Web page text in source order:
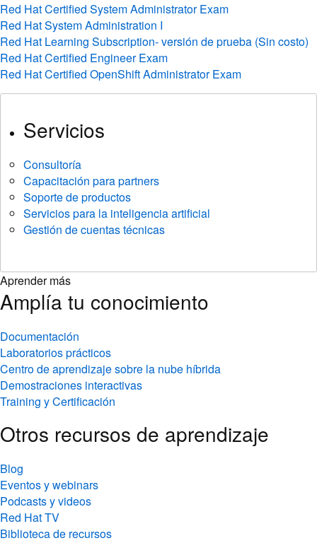
Red Hat Certified System Administrator Exam
Red Hat System Administration I
Red Hat Learning Subscription- versión de prueba (Sin costo)
Red Hat Certified Engineer Exam
Red Hat Certified OpenShift Administrator Exam
Servicios
Consultoría
Capacitación para partners
Soporte de productos
Servicios para la inteligencia artificial
Gestión de cuentas técnicas
Aprender más
Amplía tu conocimiento
Documentación
Laboratorios prácticos
Centro de aprendizaje sobre la nube híbrida
Demostraciones interactivas
Training y Certificación
Otros recursos de aprendizaje
Blog
Eventos y webinars
Podcasts y videos
Red Hat TV
Biblioteca de recursos